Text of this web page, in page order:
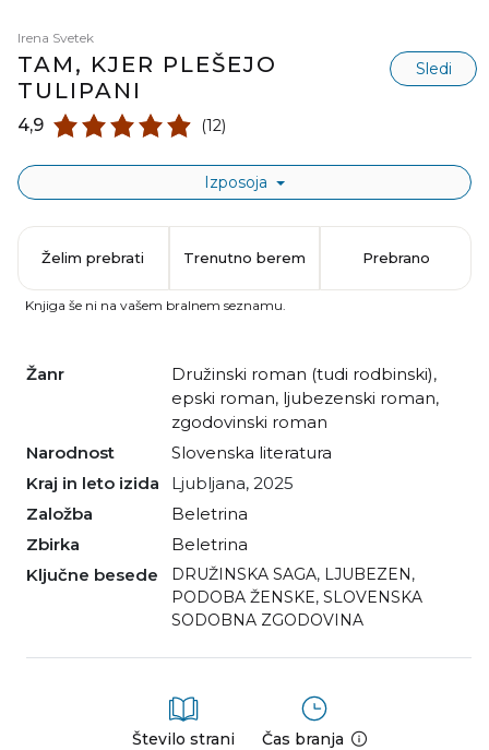
Irena Svetek
TAM, KJER PLEŠEJO
TULIPANI
Sledi
4,9 (12)
Izposoja
Žanr družinski roman (tudi rodbinski),
epski roman, ljubezenski roman,
zgodovinski roman
Narodnost
slovenska literatura
Kraj in leto izida
Ljubljana, 2025
Založba
Beletrina
Zbirka
Beletrina
Ključne besede
DRUŽINSKA SAGA, LJUBEZEN,
PODOBA ŽENSKE, SLOVENSKA
SODOBNA ZGODOVINA
Število strani
Čas branja
Želim prebrati Trenutno berem Prebrano
Knjiga še ni na vašem bralnem seznamu.